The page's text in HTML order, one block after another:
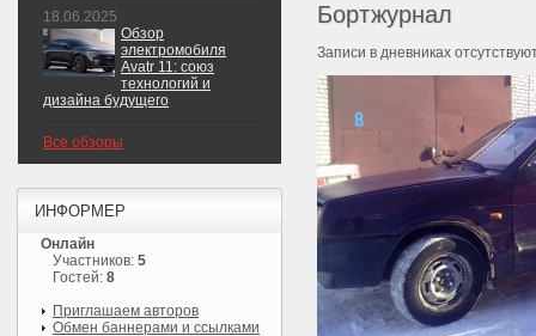
Бортжурнал
Записи в дневниках
18.06.2025
Обзор
электромобиля
Avatr 11: союз
технологий и
дизайна будущего
Все обзоры
ИНФОРМЕР
Онлайн
Участников: 5
Гостей: 8
Приглашаем авторов
Обмен баннерами и ссылками